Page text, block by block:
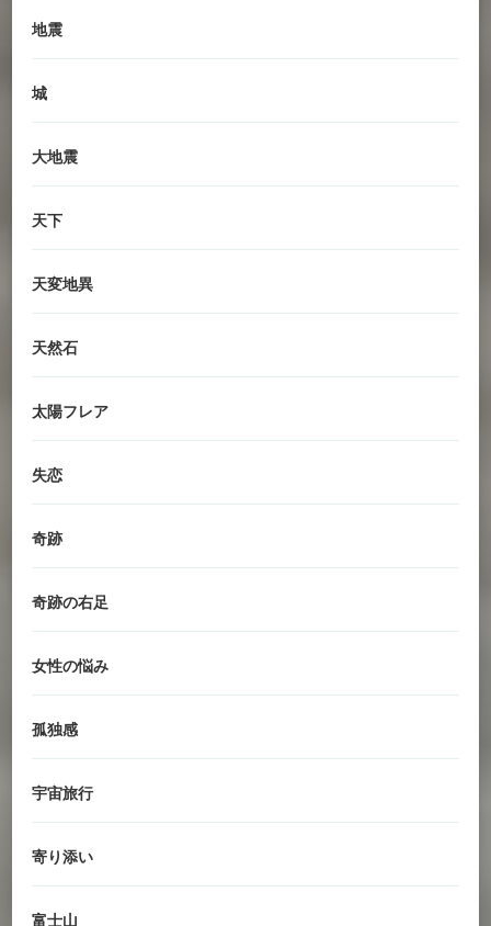
地震
城
大地震
天下
天変地異
天然石
太陽フレア
失恋
奇跡
奇跡の右足
女性の悩み
孤独感
宇宙旅行
寄り添い
富士山